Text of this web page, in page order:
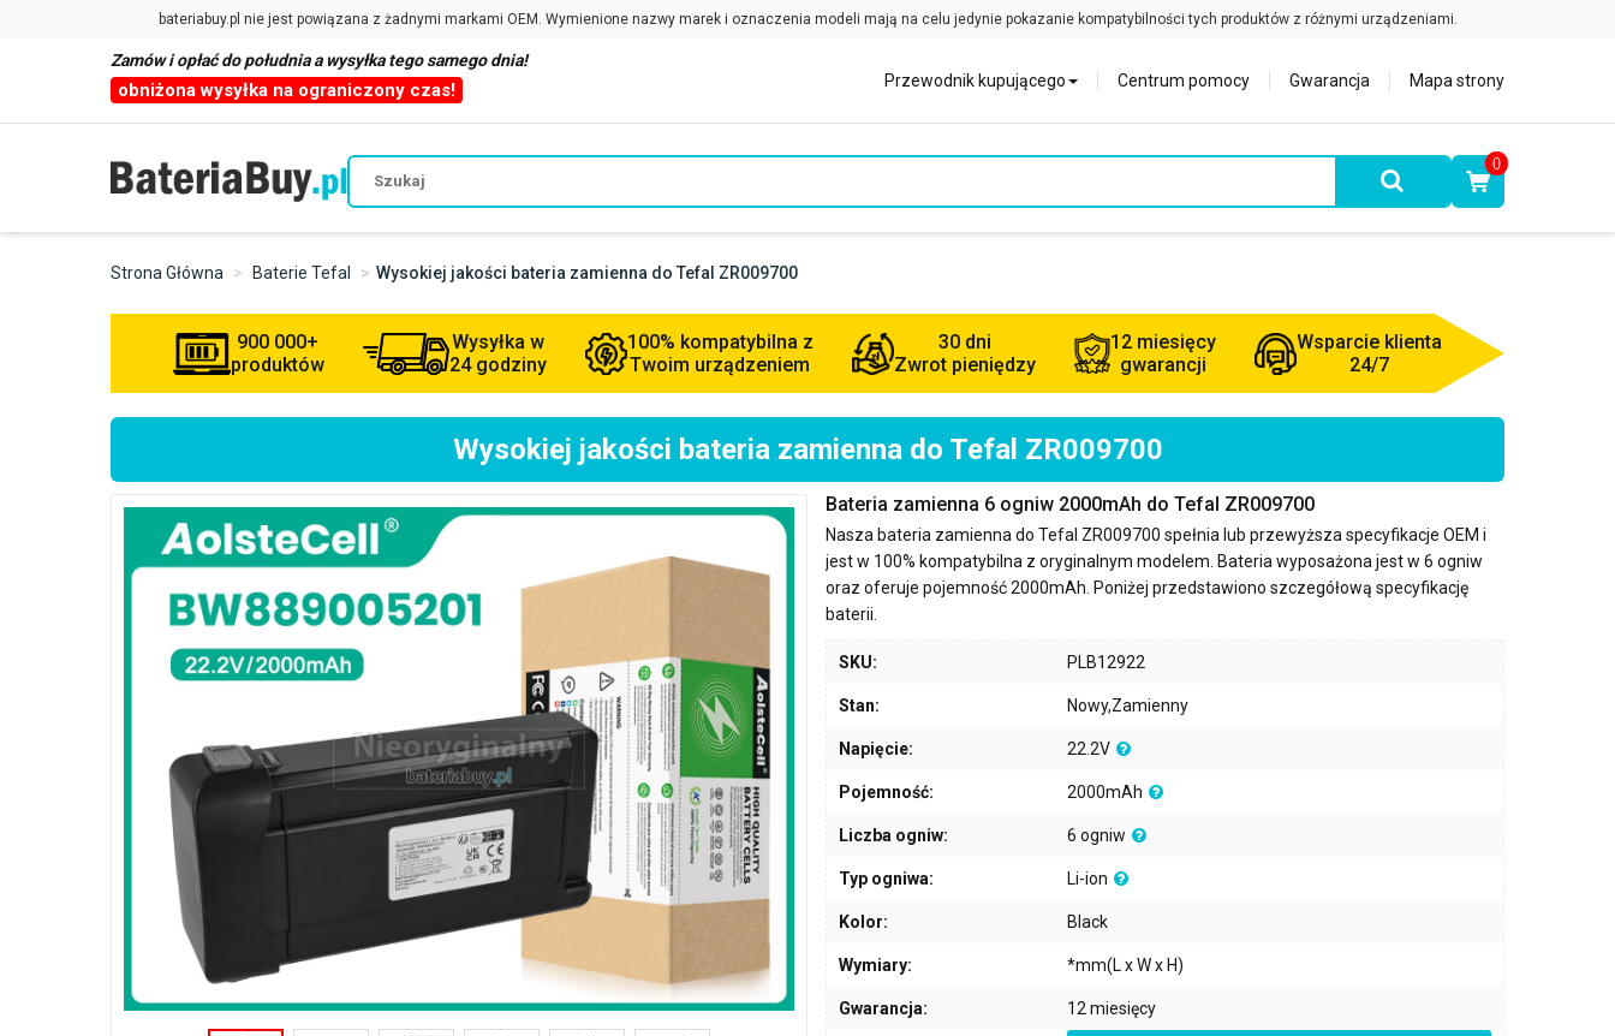
Zamów i opłać do południa a wysyłka tego samego dnia!
obniżona wysyłka na ograniczony czas! Przewodnik kupującego Centrum pomocy Gwarancja Mapa strony
0
Strona Główna Baterie Tefal Wysokiej jakości bateria zamienna do Tefal ZR009700
900 000+
produktów
Wysyłka w
24 godziny
100% kompatybilna z
Twoim urządzeniem
30 dni
Zwrot pieniędzy
12 miesięcy
gwarancji
Wsparcie klienta
24/7
Wysokiej jakości bateria zamienna do Tefal ZR009700
Bateria zamienna 6 ogniw 2000mAh do Tefal ZR009700
Nasza bateria zamienna do Tefal ZR009700 spełnia lub przewyższa specyfikacje OEM i
jest w 100% kompatybilna z oryginalnym modelem. Bateria wyposażona jest w 6 ogniw
oraz oferuje pojemność2000mAh . Poniżej przedstawiono szczegółową specyfikację
baterii.
SKU: PLB12922
Stan: Nowy,Zamienny
Napięcie: 22.2V
Pojemność: 2000mAh
Liczba ogniw: 6 ogniw
Typ ogniwa: Li-ion
Kolor: Black
Wymiary: *mm(L x W x H)
Gwarancja: 12 miesięcy